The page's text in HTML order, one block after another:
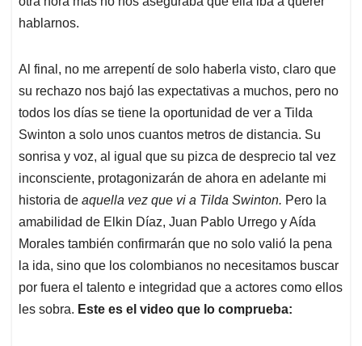
hablarnos.
Al final, no me arrepentí de solo haberla visto, claro que
su rechazo nos bajó las expectativas a muchos, pero no
todos los días se tiene la oportunidad de ver a Tilda
Swinton a solo unos cuantos metros de distancia. Su
sonrisa y voz, al igual que su pizca de desprecio tal vez
inconsciente, protagonizarán de ahora en adelante mi
historia de aquella vez que vi a Tilda Swinton. Pero la
amabilidad de Elkin Díaz, Juan Pablo Urrego y Aída
Morales también confirmarán que no solo valió la pena
la ida, sino que los colombianos no necesitamos buscar
por fuera el talento e integridad que a actores como ellos
les sobra. Este es el video que lo comprueba: